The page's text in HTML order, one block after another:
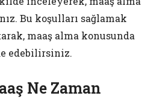
Bu koşulları sağlamak
maaş alma konusunda
edebilirsiniz.
Ne Zaman